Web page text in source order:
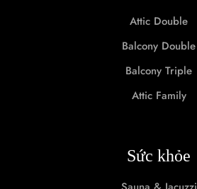
Attic Double
Balcony Double
Balcony Triple
Attic Family
Sức khỏe